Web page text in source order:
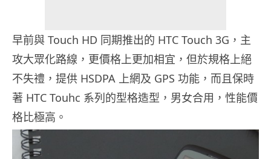
早前與 Touch HD 同期推出的 HTC Touch 3G，主
攻大眾化路線，更價格上更加相宜，但於規格上絕
不失禮，提供 HSDPA 上網及 GPS 功能，而且保時
著 HTC Touhc 系列的型格造型，男女合用，性能價
格比極高。